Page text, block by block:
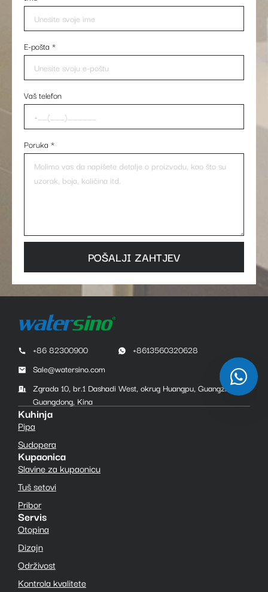
E-pošta *
Vaš telefon
Poruka *
POŠALJI ZAHTJEV
+86 82300900
+8613560320628
Sale@watersino.com
Zgrada 10, br.1 Dashadi West, okrug Huangpu, Guangzhou,
Guangdong, Kina
Kuhinja
Pipa
Sudopera
Kupaonica
Slavine za kupaonicu
Tuš setovi
Pribor
Servis
Otopina
Dizajn
Održivost
Kontrola kvalitete